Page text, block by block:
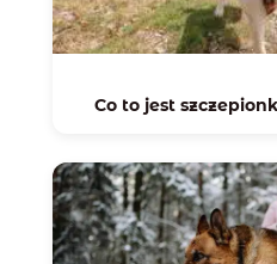
Co to jest